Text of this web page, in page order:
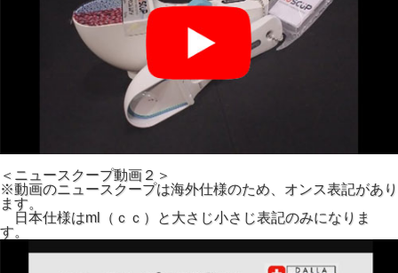
＜ニュースクープ動画２＞
※動画のニュースクープは海外仕様のため、オンス表記があり
ます。
日本仕様はml（ｃｃ）と大さじ小さじ表記のみになりま
す。